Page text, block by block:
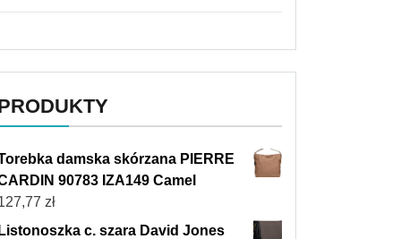
damska skórzana PIERRE
90783 IZA149 Camel
zł
Listonoszka c. szara David Jones